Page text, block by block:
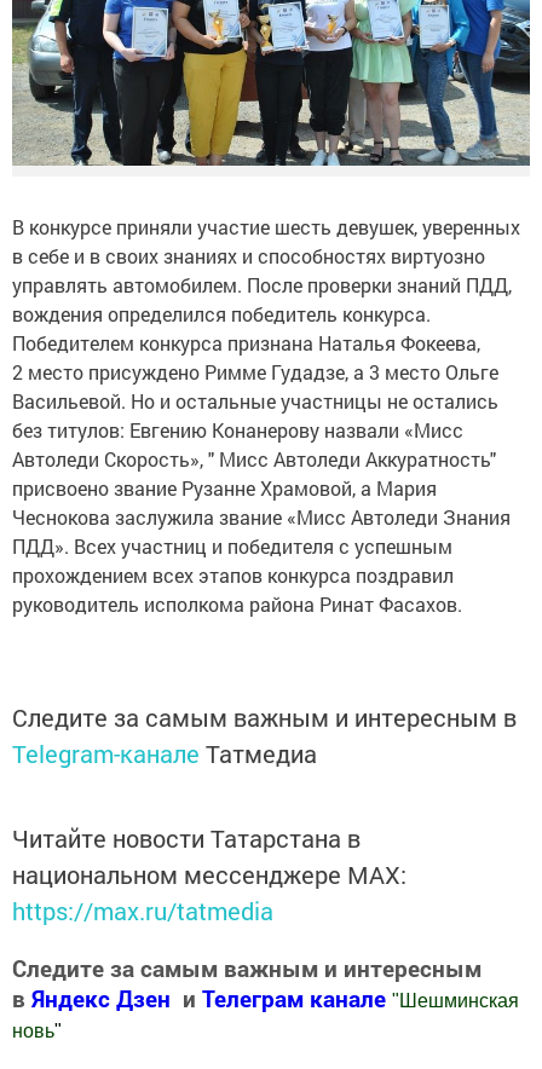
В конкурсе приняли участие шесть девушек, уверенных
в себе и в своих знаниях и способностях виртуозно
управлять автомобилем. После проверки знаний ПДД,
вождения определился победитель конкурса.
Победителем конкурса признана Наталья Фокеева,
2 место присуждено Римме Гудадзе, а 3 место Ольге
Васильевой. Но и остальные участницы не остались
без титулов: Евгению Конанерову назвали «Мисс
Автоледи Скорость», " Мисс Автоледи Аккуратность"
присвоено звание Рузанне Храмовой, а Мария
Чеснокова заслужила звание «Мисс Автоледи Знания
ПДД». Всех участниц и победителя с успешным
прохождением всех этапов конкурса поздравил
руководитель исполкома района Ринат Фасахов.
Следите за самым важным и интересным в
Telegram-канале Татмедиа
Читайте новости Татарстана в
национальном мессенджере MАХ:
https://max.ru/tatmedia
Следите за самым важным и интересным
в Яндекс Дзен и Телеграм канале " Шешминская
новь"